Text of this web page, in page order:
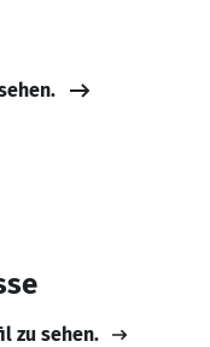
zu sehen.